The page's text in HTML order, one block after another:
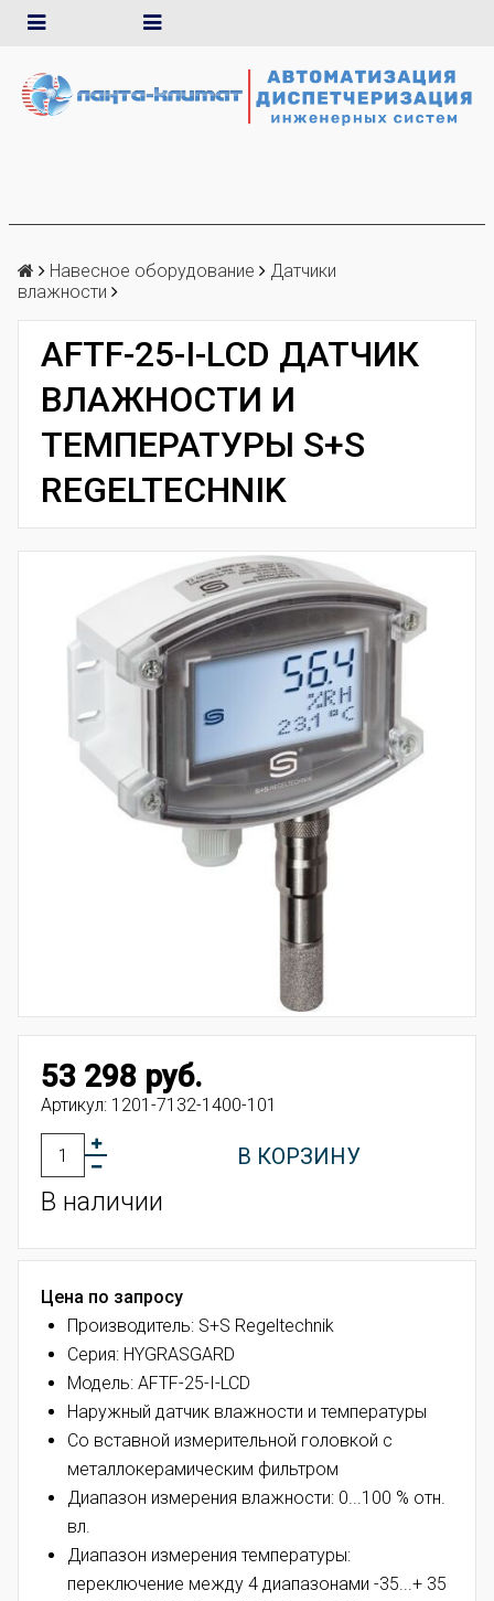
Навесное оборудование
Датчики
влажности
AFTF-25-I-LCD ДАТЧИК
ВЛАЖНОСТИ И
ТЕМПЕРАТУРЫ S+S
REGELTECHNIK
53 298 руб.
Артикул: 1201-7132-1400-101
В КОРЗИНУ
В наличии
Цена по запросу
Производитель: S+S Regeltechnik
Серия: HYGRASGARD
Модель: AFTF-25-I-LCD
Наружный датчик влажности и температуры
Со вставной измерительной головкой с
металлокерамическим фильтром
Диапазон измерения влажности: 0...100 % отн.
вл.
Диапазон измерения температуры:
переключение между 4 диапазонами -35...+ 35